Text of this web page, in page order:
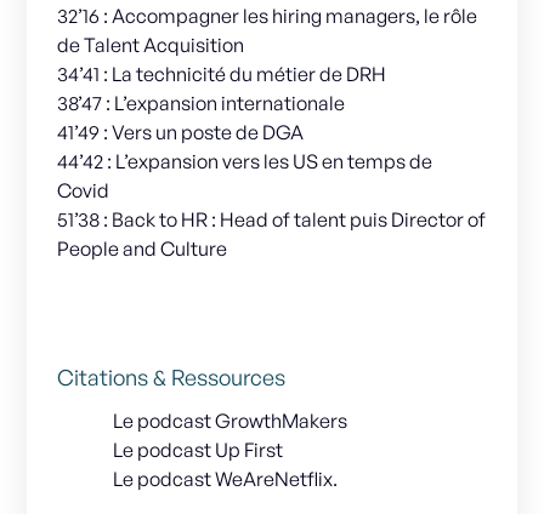
32’16 : Accompagner les hiring managers, le rôle
de Talent Acquisition
34’41 : La technicité du métier de DRH
38’47 : L’expansion internationale
41’49 : Vers un poste de DGA
44’42 : L’expansion vers les US en temps de
Covid
51’38 : Back to HR : Head of talent puis Director of
People and Culture
Citations & Ressources
Le podcast GrowthMakers
Le podcast Up First
Le podcast WeAreNetflix.